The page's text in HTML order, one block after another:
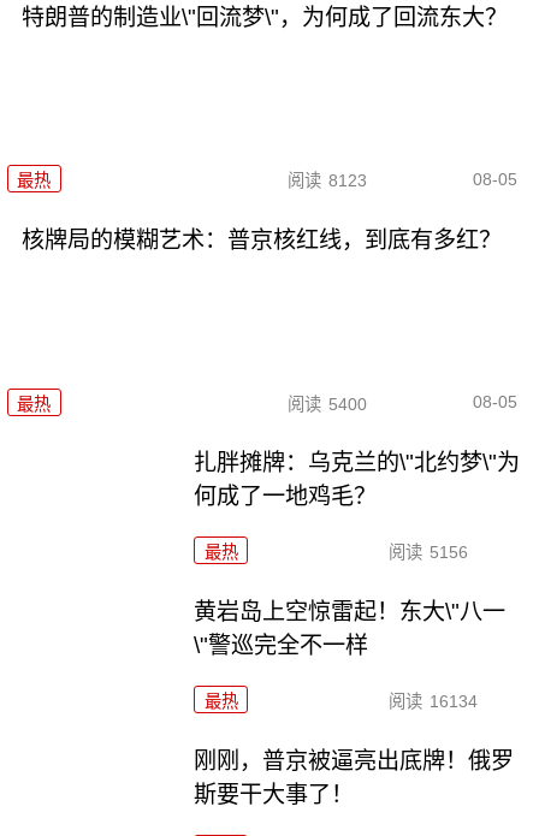
特朗普的制造业\"回流梦\"，为何成了回流东大？
最热 阅读 8123 08-05
核牌局的模糊艺术：普京核红线，到底有多红？
最热 阅读 5400 08-05
扎胖摊牌：乌克兰的\"北约梦\"为
何成了一地鸡毛？
最热 阅读 5156
黄岩岛上空惊雷起！东大\"八一
\"警巡完全不一样
最热 阅读 16134
刚刚，普京被逼亮出底牌！俄罗
斯要干大事了！